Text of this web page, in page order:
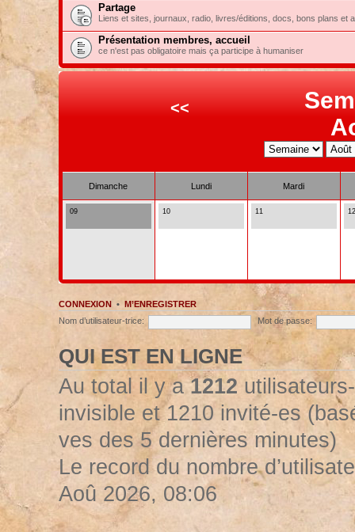
Partage
Liens et sites, journaux, radio, livres/éditions, docs, bons plans et
Présentation membres, accueil
ce n'est pas obligatoire mais ça participe à humaniser
<<
Dimanche Lundi Mardi
09 10 11 12
CONNEXION• M’ENREGISTRER
Nom d’utilisateur-trice:
Mot de passe:
QUI EST EN LIGNE
Au total il y a1212
invisible et 1210 invité-es
ves des 5 dernières minutes)
Le record du nombre
Aoû 2026, 08:06